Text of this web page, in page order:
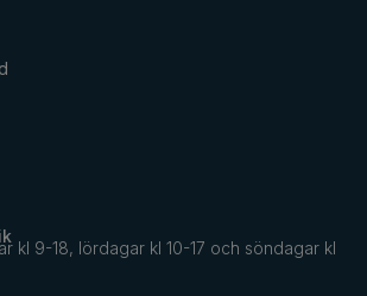
kl 9-18, lördagar kl 10-17 och söndagar kl